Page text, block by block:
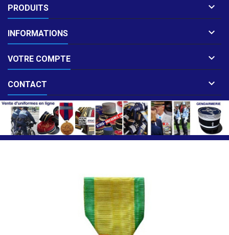
PRODUITS 
INFORMATIONS 
VOTRE COMPTE 
CONTACT 